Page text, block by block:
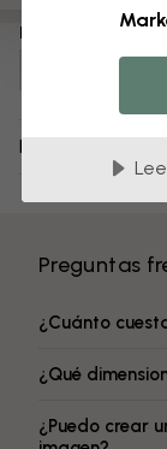
Número de
Envío y
Preguntas
¿Cuánto
¿Qué
¿Puedo crear